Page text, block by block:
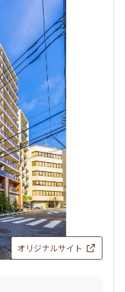
オリジナルサイト